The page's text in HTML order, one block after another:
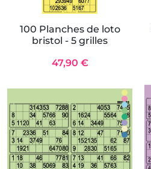
100 Planches de loto
bristol - 5 grilles
47,90 €